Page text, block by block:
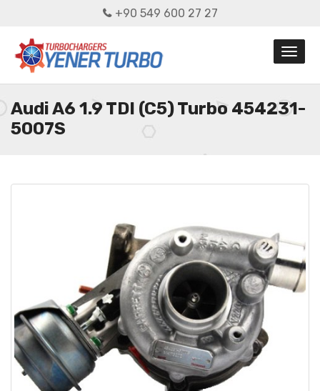
+90 549 600 27 27
Audi A6 1.9 TDI (C5) Turbo 454231-
5007S